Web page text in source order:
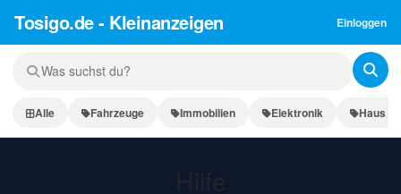
Tosigo.de - Kleinanzeigen Einloggen
Alle Fahrzeuge Immobilien Elektronik Haus &